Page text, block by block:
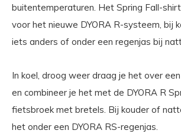
buitentemperaturen. Het Spring Fall-
voor het nieuwe DYORA R-systeem, bij
iets anders of onder een regenjas bij
In koel, droog weer draag je het over
en combineer je het met de DYORA R
fietsbroek met bretels. Bij kouder of
het onder een DYORA RS-regenjas.